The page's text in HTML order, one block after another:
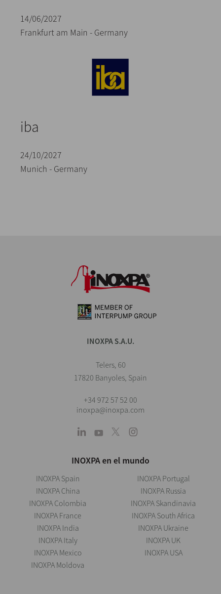
14/06/2027
Frankfurt am Main - Germany
iba
24/10/2027
Munich - Germany
INOXPA S.A.U.
Telers, 60
17820 Banyoles, Spain
+34 972 57 52 00
inoxpa@inoxpa.com
INOXPA en el mundo
INOXPA Spain
INOXPA China
INOXPA Colombia
INOXPA France
INOXPA India
INOXPA Italy
INOXPA Mexico
INOXPA Moldova
INOXPA Portugal
INOXPA Russia
INOXPA Skandinavia
INOXPA South Africa
INOXPA Ukraine
INOXPA UK
INOXPA USA